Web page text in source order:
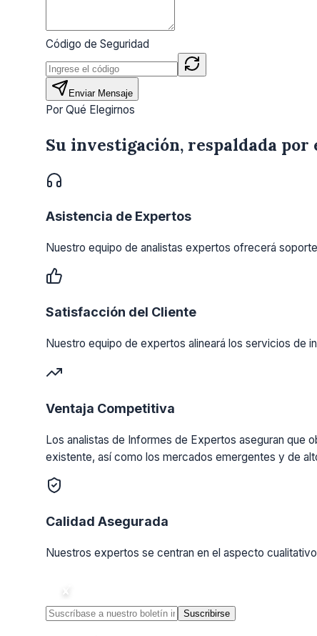
Código de Seguridad
Enviar Mensaje
Por Qué Elegirnos
Su investigación, respaldada por
Asistencia de Expertos
Nuestro equipo de analistas expertos ofrecerá
Satisfacción del Cliente
Nuestro equipo de expertos alineará los servicios de
Ventaja Competitiva
Los analistas de Informes de Expertos aseguran que
existente, así como los mercados emergentes y de
Calidad Asegurada
Nuestros expertos se centran en el aspecto
Suscribirse